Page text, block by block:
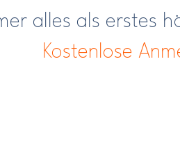
alles als erstes
Kostenlose